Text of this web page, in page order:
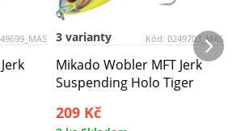
Kód: 0249703_MAS
3 varianty
Mikado Wobler MFT Jerk
Suspending Holo Tiger
209 Kč